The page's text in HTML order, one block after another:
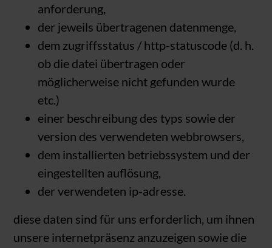
anforderung,
der jeweils übertragenen datenmenge,
dem zugriffsstatus / http-statuscode (d. h.
ob die datei übertragen oder
möglicherweise nicht gefunden wurde
etc.)
einer beschreibung des typs sowie der
version des verwendeten webbrowsers,
dem installierten betriebssystem und der
eingestellten auflösung,
der verwendeten ip-adresse.
diese daten sind für uns erforderlich, um ihnen
unsere internetpräsenz anzuzeigen sowie die